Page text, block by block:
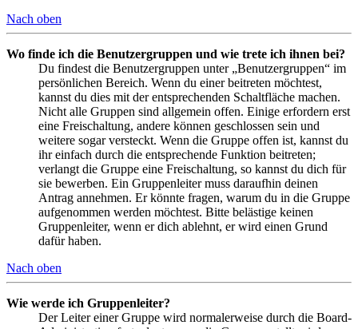
Nach oben
Wo finde ich die Benutzergruppen und wie trete ich ihnen bei?
Du findest die Benutzergruppen unter „Benutzergruppen“ im
persönlichen Bereich. Wenn du einer beitreten möchtest,
kannst du dies mit der entsprechenden Schaltfläche machen.
Nicht alle Gruppen sind allgemein offen. Einige erfordern erst
eine Freischaltung, andere können geschlossen sein und
weitere sogar versteckt. Wenn die Gruppe offen ist, kannst du
ihr einfach durch die entsprechende Funktion beitreten;
verlangt die Gruppe eine Freischaltung, so kannst du dich für
sie bewerben. Ein Gruppenleiter muss daraufhin deinen
Antrag annehmen. Er könnte fragen, warum du in die Gruppe
aufgenommen werden möchtest. Bitte belästige keinen
Gruppenleiter, wenn er dich ablehnt, er wird einen Grund
dafür haben.
Nach oben
Wie werde ich Gruppenleiter?
Der Leiter einer Gruppe wird normalerweise durch die Board-